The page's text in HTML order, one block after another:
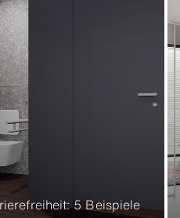
5 Beispiele